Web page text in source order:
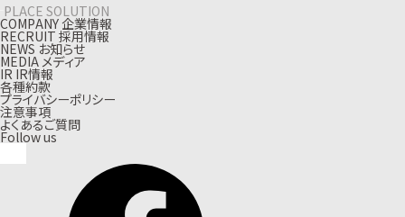
PLACE SOLUTION
COMPANY企業情報
RECRUIT 採用情報
NEWS お知らせ
MEDIA メディア
IR IR情報
各種約款
プライバシーポリシー
注意事項
よくあるご質問
Follow us